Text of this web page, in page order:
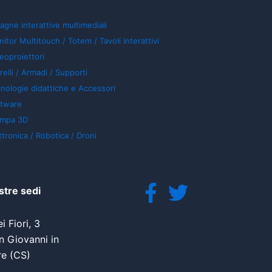
interattive multimediali
Multitouch / Totem / Tavoli interattivi
/ Armadi / Supporti
didattiche e Accessori
3D
/ Robotica / Droni
sedi
Fiori, 3
Giovanni in
(CS)